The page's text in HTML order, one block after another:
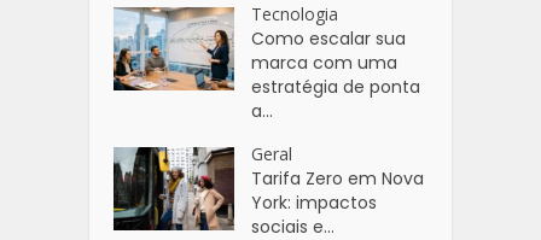
Tecnologia
Como escalar sua
marca com uma
estratégia de ponta
a...
Geral
Tarifa Zero em Nova
York: impactos
sociais e...